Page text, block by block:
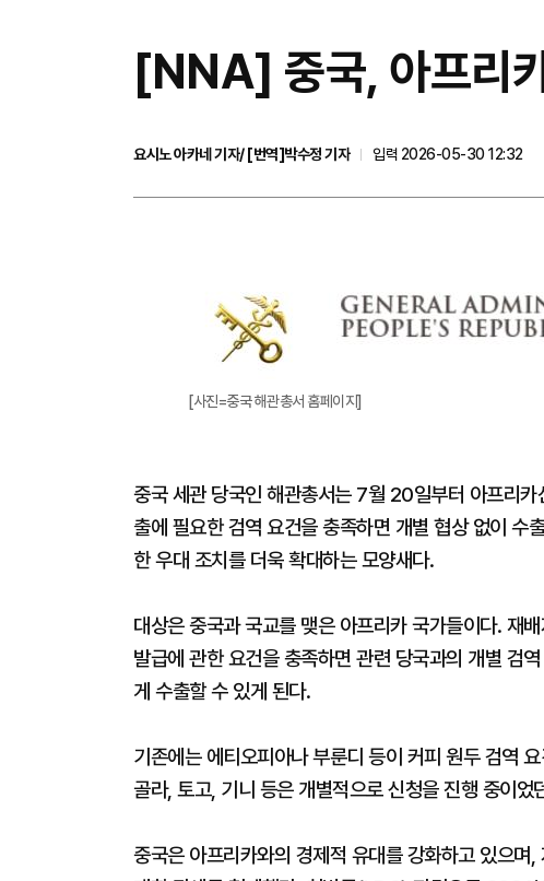
[NNA] 중국, 아프리
요시노 아카네 기자/ [번역]박수정 기자
입력 2026-05-30 12:32
[사진=중국 해관총서 홈페이지]
중국 세관 당국인 해관총서는 7월 20일부터 아프리
출에 필요한 검역 요건을 충족하면 개별 협상 없이 수
한 우대 조치를 더욱 확대하는 모양새다.
대상은 중국과 국교를 맺은 아프리카 국가들이다. 재
발급에 관한 요건을 충족하면 관련 당국과의 개별 검
게 수출할 수 있게 된다.
기존에는 에티오피아나 부룬디 등이 커피 원두 검역
골라, 토고, 기니 등은 개별적으로 신청을 진행 중이었
중국은 아프리카와의 경제적 유대를 강화하고 있으